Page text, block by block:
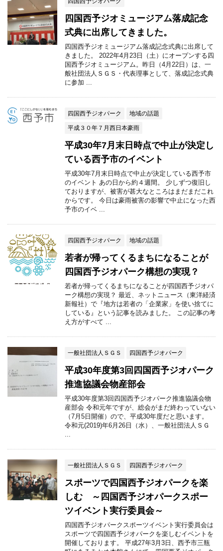
四国西予ジオミュージアム落成記念
式典に出席してきました。
四国西予ジオミュージアム落成記念式典に出席して
きました。 2022年4月23日（土）にオープンする四
国西予ジオミュージアム。昨日（4月22日）は、一
般社団法人ＳＧＳ・代表理事として、落成記念式典
に参加 ...
四国西予ジオパーク
地域の話題
平成３０年７月西日本豪雨
平成30年7月末日時点で中止が決定し
ている西予市のイベント
平成30年7月末日時点で中止が決定している西予市
のイベント あの日から約４週間。 少しずつ復旧し
ておりますが、被害が甚大なところはまだまだこれ
からです。 今日は豪雨被害の影響で中止になった西
予市のイベ ...
四国西予ジオパーク 地域の話題
若者が帰ってくるまちになることが
四国西予ジオパーク構想の実現？
若者が帰ってくるまちになることが四国西予ジオパ
ーク構想の実現？ 最近、ネットニュース（東洋経済
新報社）で『地方は若者の「企業家」を使い捨てに
している』という記事を読みました。 この記事の考
え方がすべて ...
一般社団法人ＳＧＳ 四国西予ジオパーク
平成30年度第3回四国西予ジオパーク
推進協議会物産部会
平成30年度第3回四国西予ジオパーク推進協議会物
産部会 令和元年ですが、総会がまだ終わっていない
（7月5日開催）ので、平成30年度だと思います。
令和元(2019)年6月26日（水）、一般社団法人ＳＧ
...
一般社団法人ＳＧＳ 四国西予ジオパーク
スポーツで四国西予ジオパークを楽
しむ ～四国西予ジオパークスポー
ツイベント実行委員会～
四国西予ジオパークスポーツイベント実行委員会は
スポーツで四国西予ジオパークを楽しむイベントを
開催しております。 平成27年3月3日、西予市三瓶